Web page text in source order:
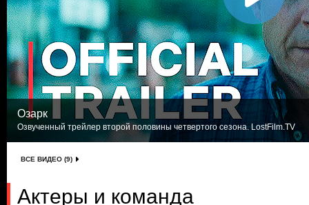
Озарк
Озвученный трейлер второй половины четвертого сезона. LostFilm.TV
ВСЕ ВИДЕО (9)
Актеры и команда